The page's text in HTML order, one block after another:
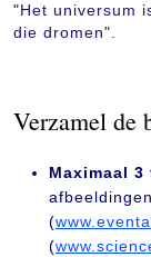
"Het universum
die dromen".
Verzamel de
Maximaal
(
(